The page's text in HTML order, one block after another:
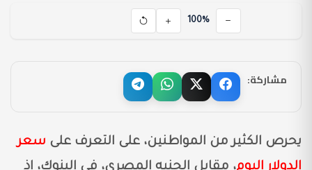
100%
مشاركة:
يحرص الكثير من المواطنين، على التعرف على سعر
الدولار اليوم، مقابل الجنيه المصري، في البنوك، إذ